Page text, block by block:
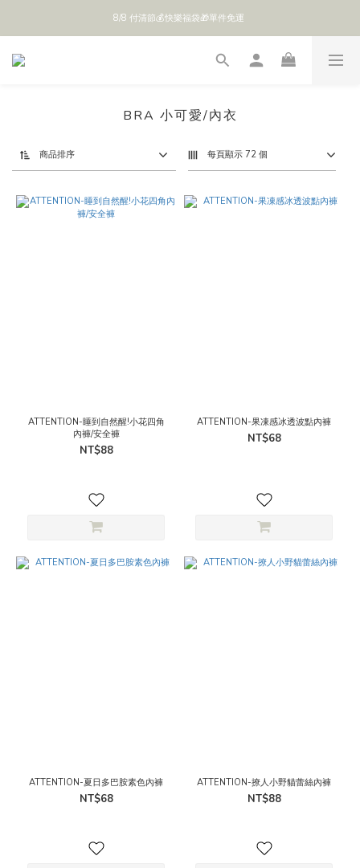
全館 $888 免運
8/8 付清節💰快樂福袋🎁單件免運
BRA 小可愛/內衣
商品排序 每頁顯示 72 個
ATTENTION-睡到自然醒!小花四角
內褲/安全褲
NT$88
ATTENTION-果凍感冰透波點內褲
NT$68
ATTENTION-夏日多巴胺素色內褲
NT$68
ATTENTION-撩人小野貓蕾絲內褲
NT$88